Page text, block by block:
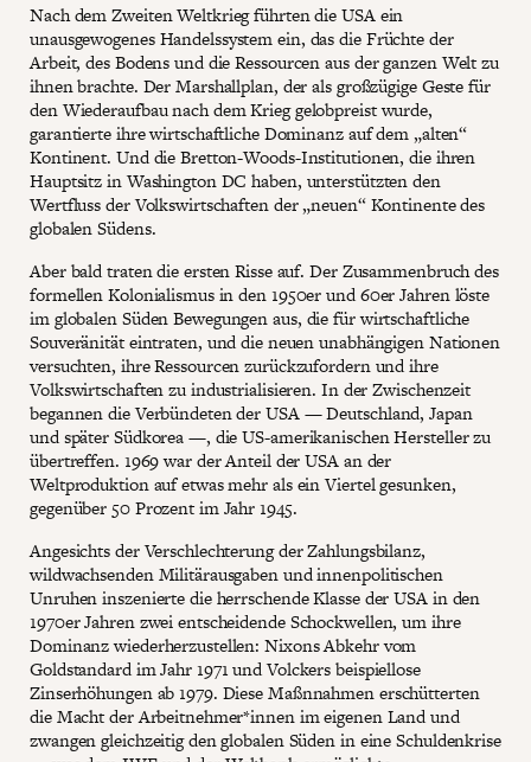
Nach dem Zweiten Weltkrieg führten die USA ein
unausgewogenes Handelssystem ein, das die Früchte der
Arbeit, des Bodens und die Ressourcen aus der ganzen Welt zu
ihnen brachte. Der Marshallplan, der als großzügige Geste für
den Wiederaufbau nach dem Krieg gelobpreist wurde,
garantierte ihre wirtschaftliche Dominanz auf dem „alten“
Kontinent. Und die Bretton-Woods-Institutionen, die ihren
Hauptsitz in Washington DC haben, unterstützten den
Wertfluss der Volkswirtschaften der „neuen“ Kontinente des
globalen Südens.
Aber bald traten die ersten Risse auf. Der Zusammenbruch des
formellen Kolonialismus in den 1950er und 60er Jahren löste
im globalen Süden Bewegungen aus, die für wirtschaftliche
Souveränität eintraten, und die neuen unabhängigen Nationen
versuchten, ihre Ressourcen zurückzufordern und ihre
Volkswirtschaften zu industrialisieren. In der Zwischenzeit
begannen die Verbündeten der USA — Deutschland, Japan
und später Südkorea —, die US-amerikanischen Hersteller zu
übertreffen. 1969 war der Anteil der USA an der
Weltproduktion auf etwas mehr als ein Viertel gesunken,
gegenüber 50 Prozent im Jahr 1945.
Angesichts der Verschlechterung der Zahlungsbilanz,
wildwachsenden Militärausgaben und innenpolitischen
Unruhen inszenierte die herrschende Klasse der USA in den
1970er Jahren zwei entscheidende Schockwellen, um ihre
Dominanz wiederherzustellen: Nixons Abkehr vom
Goldstandard im Jahr 1971 und Volckers beispiellose
Zinserhöhungen ab 1979. Diese Maßnnahmen erschütterten
die Macht der Arbeitnehmer*innen im eigenen Land und
zwangen gleichzeitig den globalen Süden in eine Schuldenkrise